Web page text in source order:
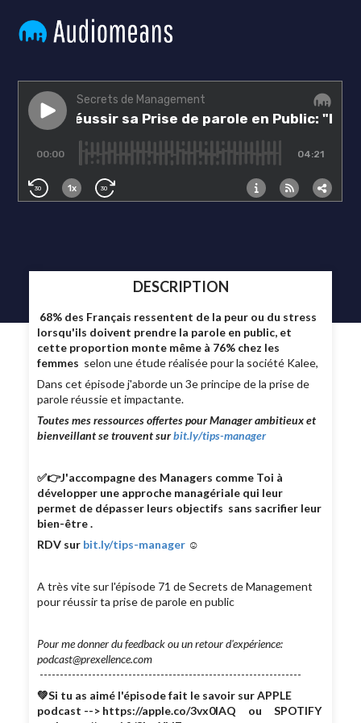
DESCRIPTION
68% des Français ressentent de la peur ou du stress
lorsqu'ils doivent prendre la parole en public, et
cette proportion monte même à 76% chez les
femmes selon une étude réalisée pour la société Kalee,
Dans cet épisode j'aborde un 3e principe de la prise de
parole réussie et impactante.
Toutes mes ressources offertes pour Manager ambitieux et
bienveillant se trouvent surbit.ly/tips-manager
✅👉J'accompagne des Managers comme Toi à
développer une approche managériale qui leur
permet de dépasser leurs objectifs sans sacrifier leur
bien-être .
RDV sur bit.ly/tips-manager ☺
A très vite sur l'épisode 71 de Secrets de Management
pour réussir ta prise de parole en public
Pour me donner du feedback ou un retour d'expérience:
podcast@prexellence.com
-----------------------------------------------------------------
💚Si tu as aimé l'épisode fait le savoir sur APPLE
podcast --> https://apple.co/3vx0lAQ ou SPOTIFY